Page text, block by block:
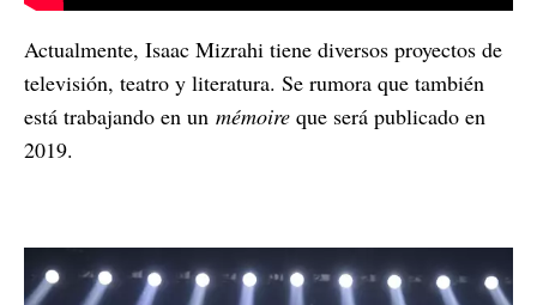
Actualmente, Isaac Mizrahi tiene diversos proyectos de
televisión, teatro y literatura. Se rumora que también
está trabajando en un mémoire que será publicado en
2019.